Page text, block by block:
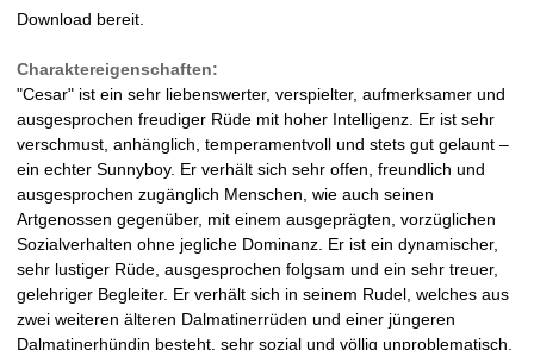
Download bereit.
Charaktereigenschaften:
"Cesar" ist ein sehr liebenswerter, verspielter, aufmerksamer und
ausgesprochen freudiger Rüde mit hoher Intelligenz. Er ist sehr
verschmust, anhänglich, temperamentvoll und stets gut gelaunt –
ein echter Sunnyboy. Er verhält sich sehr offen, freundlich und
ausgesprochen zugänglich Menschen, wie auch seinen
Artgenossen gegenüber, mit einem ausgeprägten, vorzüglichen
Sozialverhalten ohne jegliche Dominanz. Er ist ein dynamischer,
sehr lustiger Rüde, ausgesprochen folgsam und ein sehr treuer,
gelehriger Begleiter. Er verhält sich in seinem Rudel, welches aus
zwei weiteren älteren Dalmatinerrüden und einer jüngeren
Dalmatinerhündin besteht, sehr sozial und völlig unproblematisch.